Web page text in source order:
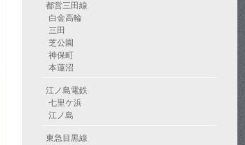
都営三田線
白金高輪
三田
芝公園
神保町
本蓮沼
江ノ島電鉄
七里ケ浜
江ノ島
東急目黒線